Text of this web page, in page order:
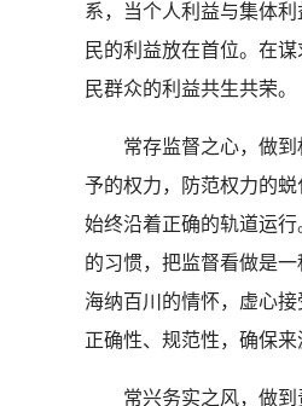
系，当个人利益与集体
民的利益放在首位。在
民群众的利益共生共荣。
常存监督之心，做到权
予的权力，防范权力的
始终沿着正确的轨道运
的习惯，把监督看做是
海纳百川的情怀，虚心
正确性、规范性，确保
常兴务实之风，做到责